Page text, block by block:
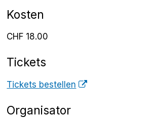
Kosten
CHF 18.00
Tickets
Tickets bestellen
Organisator